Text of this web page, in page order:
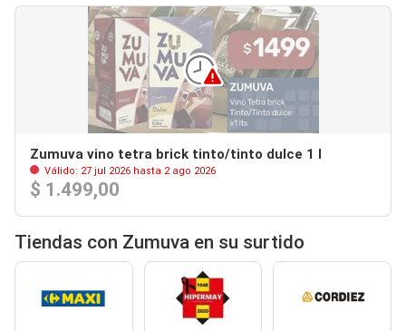
Zumuva vino tetra brick tinto/tinto dulce 1 l
Válido: 27 jul 2026 hasta 2 ago 2026
$ 1.499,00
Tiendas con Zumuva en su surtido